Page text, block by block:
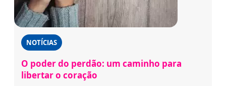
NOTÍCIAS
O poder do perdão: um caminho para
libertar o coração